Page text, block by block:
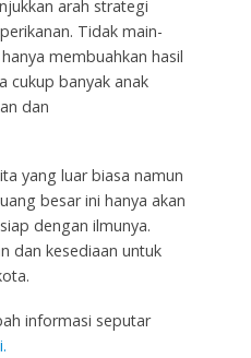
arah strategi
Tidak main-
membuahkan hasil
cukup banyak anak
dan
yang luar biasa namun
besar ini hanya akan
dengan ilmunya.
dan kesediaan untuk
informasi seputar